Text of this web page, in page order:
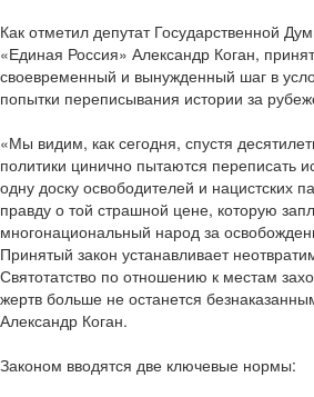
Как отметил депутат Государственной
«Единая Россия» Александр Коган,
своевременный и вынужденный шаг в
попытки переписывания истории за
«Мы видим, как сегодня, спустя
политики цинично пытаются переписать
одну доску освободителей и нацистских
правду о той страшной цене, которую
многонациональный народ за
Принятый закон устанавливает
Святотатство по отношению к местам
жертв больше не останется
Александр Коган.
Законом вводятся две ключевые нормы: